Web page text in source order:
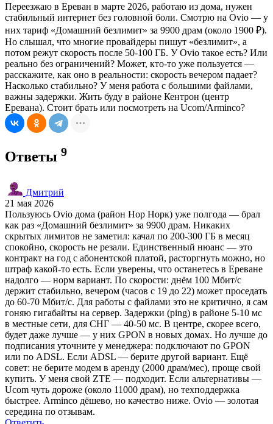
Переезжаю в Ереван в марте 2026, работаю из дома, нужен
стабильный интернет без головной боли. Смотрю на Ovio — у
них тариф «Домашний безлимит» за 9900 драм (около 1900 ₽).
Но слышал, что многие провайдеры пишут «безлимит», а
потом режут скорость после 50-100 ГБ. У Ovio такое есть? Или
реально без ограничений? Может, кто-то уже пользуется —
расскажите, как оно в реальности: скорость вечером падает?
Насколько стабильно? У меня работа с большими файлами,
важны задержки. Жить буду в районе Кентрон (центр
Еревана). Стоит брать или посмотреть на Ucom/Arminco?
Ответы 9
Дмитрий
21 мая 2026
Пользуюсь Ovio дома (район Нор Норк) уже полгода — брал
как раз «Домашний безлимит» за 9900 драм. Никаких
скрытых лимитов не заметил: качал по 200-300 ГБ в месяц
спокойно, скорость не резали. Единственный нюанс — это
контракт на год с абонентской платой, расторгнуть можно, но
штраф какой-то есть. Если уверены, что останетесь в Ереване
надолго — норм вариант. По скорости: днём 100 Мбит/с
держит стабильно, вечером (часов с 19 до 22) может проседать
до 60-70 Мбит/с. Для работы с файлами это не критично, я сам
гоняю гигабайты на сервер. Задержки (ping) в районе 5-10 мс
в местные сети, для СНГ — 40-50 мс. В центре, скорее всего,
будет даже лучше — у них GPON в новых домах. Но лучше до
подписания уточните у менеджера: подключают по GPON
или по ADSL. Если ADSL — берите другой вариант. Ещё
совет: не берите модем в аренду (2000 драм/мес), проще свой
купить. У меня свой ZTE — подходит. Если альтернативы —
Ucom чуть дороже (около 11000 драм), но техподдержка
быстрее. Arminco дёшево, но качество ниже. Ovio — золотая
середина по отзывам.